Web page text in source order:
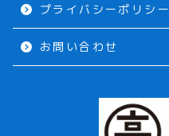
プライバシーポリシー
お問い合わせ